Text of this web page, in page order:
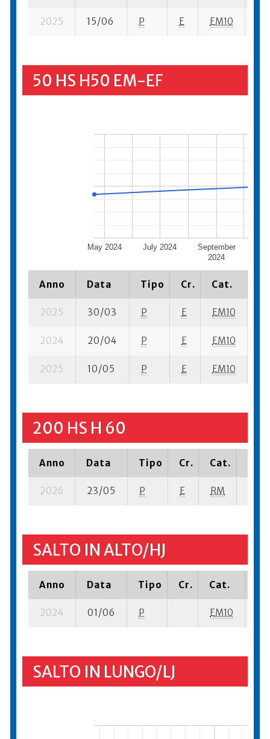
2025 15/06 P E EM10
50 HS H50 EM-EF
May 2024 July 2024
September
2024
Anno Data Tipo Cr. Cat.
2025 30/03 P E EM10
2024 20/04 P E EM10
2025 10/05 P E EM10
200 HS H 60
Anno Data Tipo Cr. Cat.
2026 23/05 P E RM
SALTO IN ALTO/HJ
Anno Data Tipo Cr. Cat.
2024 01/06 P EM10
SALTO IN LUNGO/LJ